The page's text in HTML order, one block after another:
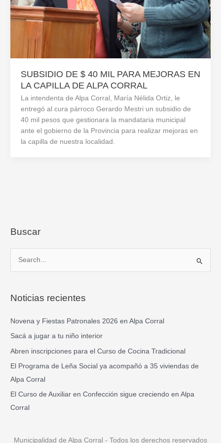
SUBSIDIO DE $ 40 MIL PARA MEJORAS EN
LA CAPILLA DE ALPA CORRAL
La intendenta de Alpa Corral, María Nélida Ortiz, le
entregó al cura párroco Gerardo Mestri un subsidio de
40 mil pesos que gestionara la mandataria municipal
ante el gobierno de la Provincia para realizar mejoras en
la capilla de nuestra localidad.
Buscar
c
o
r
:
Noticias recientes
Novena y Fiestas Patronales 2026 en Alpa Corral
Sacá a jugar a tu niño interior
Abren inscripciones para el Curso de Cocina Tradicional
El Programa de Leña Social ya acompañó a 35 viviendas de
Alpa Corral
El Curso de Auxiliar en Confección sigue creciendo en Alpa
Corral
Municipalidad de Alpa Corral - Todos los derechos reservados